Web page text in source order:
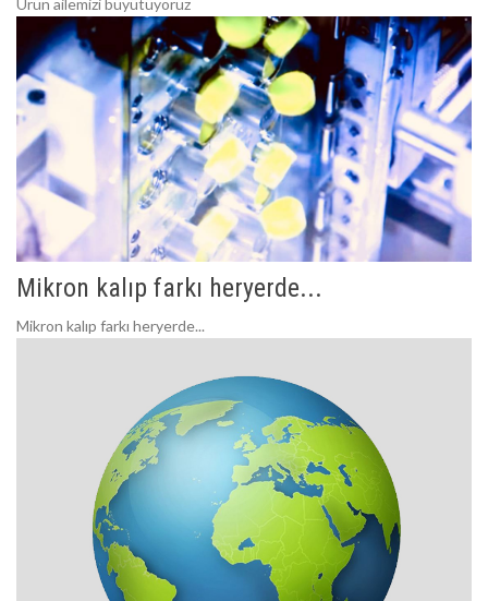
Ürün ailemizi büyütüyoruz
Mikron kalıp farkı heryerde...
Mikron kalıp farkı heryerde...